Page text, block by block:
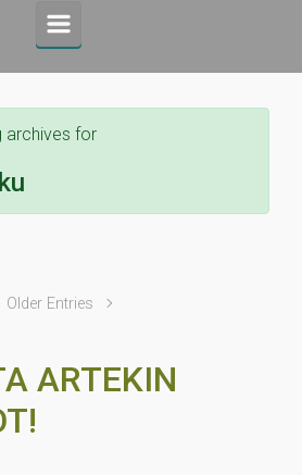
archives for
Older Entries
ARTEKIN